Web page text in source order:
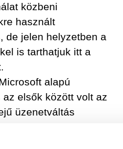
közbeni
használt
de jelen helyzetben a
is tarthatjuk itt a
alapú
az elsők között volt az
üzenetváltás